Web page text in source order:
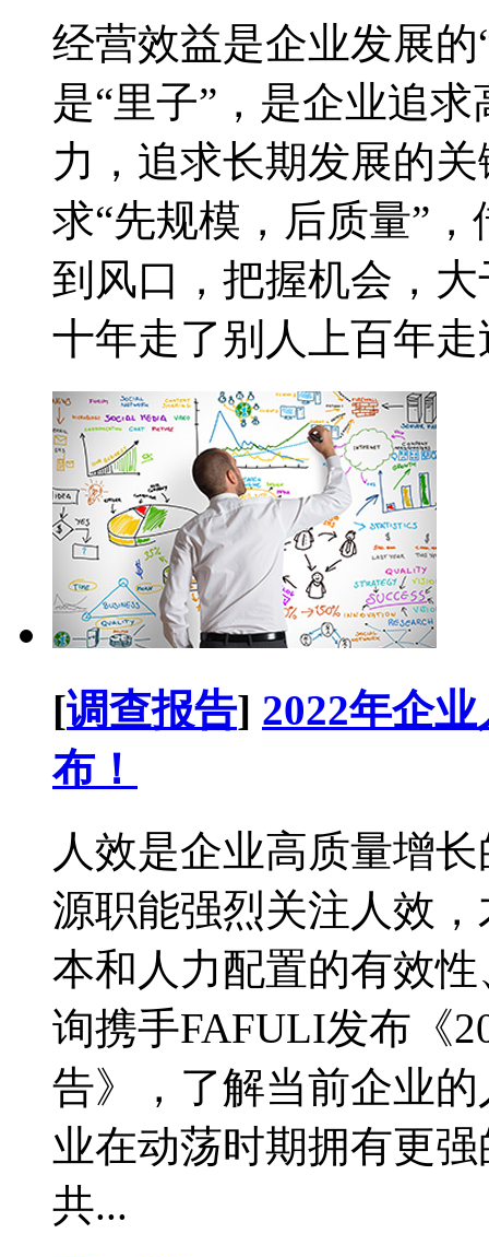
经营效益是企业发展
是“里子”，是企业追
力，追求长期发展的
求“先规模，后质量”
到风口，把握机会，
十年走了别人上百年走
[调查报告] 2022年企
布！
人效是企业高质量增
源职能强烈关注人效
本和人力配置的有效
询携手FAFULI发布《
告》，了解当前企业
业在动荡时期拥有更
共...